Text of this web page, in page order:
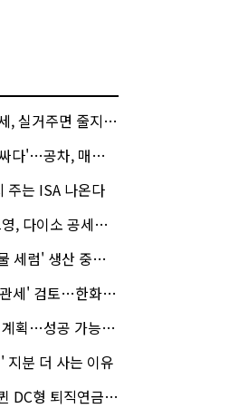
줄지만 안 살면 2.5배
, 매각 성공할까
주는 ISA 나온다
세에 '가성비'로 맞불
' 생산 중단한다
화큐셀·OCI 영향은?
공 가능성은 '글쎄'
지분 더 사는 이유
연금…전문가 조언은